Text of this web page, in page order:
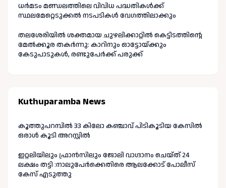
ധർമടം മണ്ഡലത്തിലെ വിവിധ പദ്ധതികൾക്ക്
സ്ഥലമേറ്റെടുക്കൽ നടപടികൾ വേഗത്തിലാക്കും
തലശേരിയിൽ ശക്തമായ ചുഴലിക്കാറ്റിൽ കെട്ടിടത്തിന്റെ
മേൽക്കൂര തകർന്നു: കാറിനും ഓട്ടോയ്ക്കും
കേടുപാടുകൾ, രണ്ടുപേർക്ക് പരുക്ക്
Kuthuparamba News
കൂത്തുപറമ്പിൽ 33 കിലോ കഞ്ചാവ് പിടികൂടിയ കേസിൽ
ഒരാൾ കൂടി അറസ്റ്റിൽ
ഇറ്റലിയിലും ഫ്രാൻസിലും ജോലി വാഗ്ദാനം ചെയ്ത് 24
ലക്ഷം തട്ടി :നാലുപേർക്കെതിരെ ആലക്കോട് പോലീസ്
കേസ് എടുത്തു